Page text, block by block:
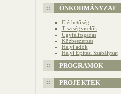
ÖNKORMÁNYZAT
Elérhetőség
Tisztségviselők
Ügyfélfogadás
Közbeszerzés
Helyi adók
Helyi Építési Szabályzat
PROGRAMOK
PROJEKTEK